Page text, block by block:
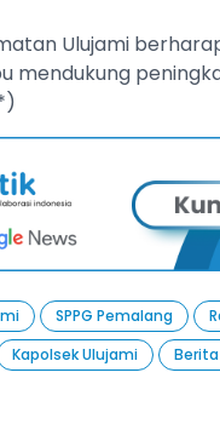
Ulujami
mendukung
SPPG Pemalang
Kapolsek Ulujami